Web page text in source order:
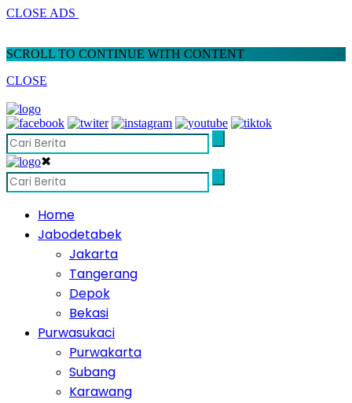
CLOSE ADS
SCROLL TO CONTINUE WITH CONTENT
CLOSE
✖
Home
Jabodetabek
Jakarta
Tangerang
Depok
Bekasi
Purwasukaci
Purwakarta
Subang
Karawang